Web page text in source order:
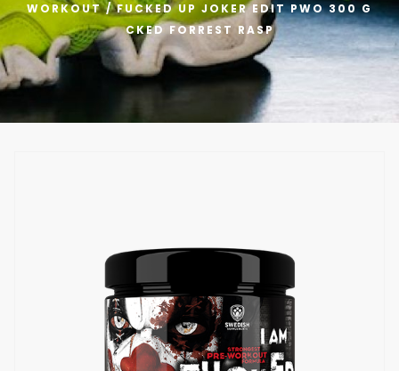
WORKOUT/ FUCKED UP JOKER EDIT PWO 300 G
CKED FORREST RASP